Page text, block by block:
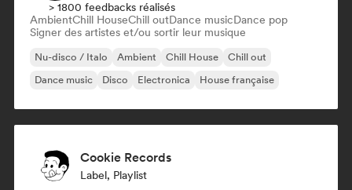
> 1800 feedbacks réalisés
AmbientChill HouseChill outDance musicDance pop
Signer des artistes et/ou sortir leur musique
Nu-disco / Italo Ambient Chill House
Chill out
Dance music
Disco Electronica House française
Cookie Records
Label, Playlist